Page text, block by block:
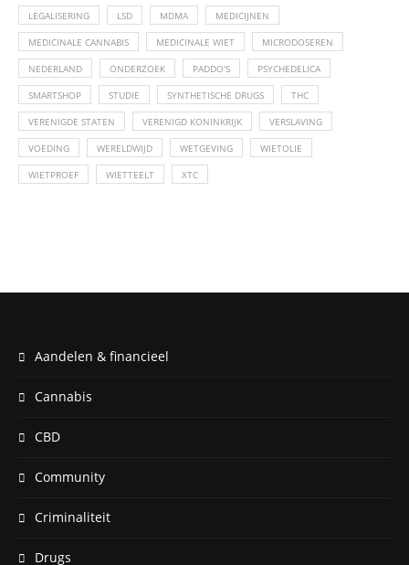
LEGALISERING LSD MDMA MEDICIJNEN
MEDICINALE CANNABIS MEDICINALE WIET MICRODOSEREN
NEDERLAND ONDERZOEK PADDO'S PSYCHEDELICA
SMARTSHOP STUDIE SYNTHETISCHE DRUGS THC
VERENIGDE STATEN VERENIGD KONINKRIJK VERSLAVING
VOEDING WERELDWIJD WETGEVING WIETOLIE
WIETPROEF WIETTEELT XTC
Aandelen & financieel
Cannabis
CBD
Community
Criminaliteit
Drugs